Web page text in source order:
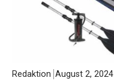
Redaktion August 2, 2024